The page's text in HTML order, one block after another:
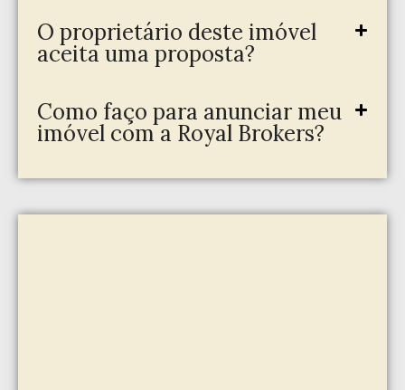
O proprietário deste imóvel
aceita uma proposta?
Como faço para anunciar meu
imóvel com a Royal Brokers?